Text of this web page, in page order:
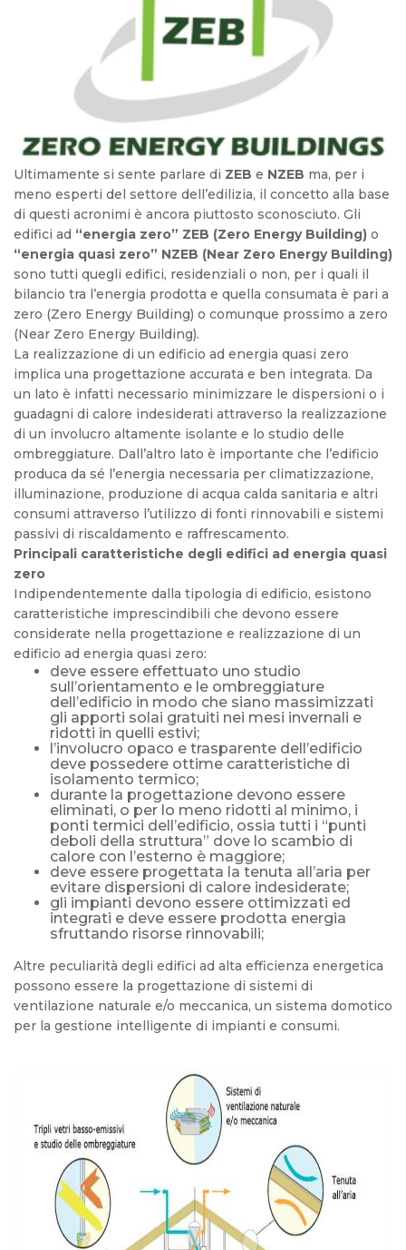
Ultimamente si sente parlare di ZEB e NZEB ma, per i
meno esperti del settore dell’edilizia, il concetto alla base
di questi acronimi è ancora piuttosto sconosciuto. Gli
edifici ad “energia zero” ZEB (Zero Energy Building) o
“energia quasi zero” NZEB (Near Zero Energy Building)
sono tutti quegli edifici, residenziali o non, per i quali il
bilancio tra l’energia prodotta e quella consumata è pari a
zero (Zero Energy Building) o comunque prossimo a zero
(Near Zero Energy Building).
La realizzazione di un edificio ad energia quasi zero
implica una progettazione accurata e ben integrata. Da
un lato è infatti necessario minimizzare le dispersioni o i
guadagni di calore indesiderati attraverso la realizzazione
di un involucro altamente isolante e lo studio delle
ombreggiature. Dall’altro lato è importante che l’edificio
produca da sé l’energia necessaria per climatizzazione,
illuminazione, produzione di acqua calda sanitaria e altri
consumi attraverso l’utilizzo di fonti rinnovabili e sistemi
passivi di riscaldamento e raffrescamento.
Principali caratteristiche degli edifici ad energia quasi
zero
Indipendentemente dalla tipologia di edificio, esistono
caratteristiche imprescindibili che devono essere
considerate nella progettazione e realizzazione di un
edificio ad energia quasi zero:
deve essere effettuato uno studio
sull’orientamento e le ombreggiature
dell’edificio in modo che siano massimizzati
gli apporti solai gratuiti nei mesi invernali e
ridotti in quelli estivi;
l’involucro opaco e trasparente dell’edificio
deve possedere ottime caratteristiche di
isolamento termico;
durante la progettazione devono essere
eliminati, o per lo meno ridotti al minimo, i
ponti termici dell’edificio, ossia tutti i “punti
deboli della struttura” dove lo scambio di
calore con l’esterno è maggiore;
deve essere progettata la tenuta all’aria per
evitare dispersioni di calore indesiderate;
gli impianti devono essere ottimizzati ed
integrati e deve essere prodotta energia
sfruttando risorse rinnovabili;
Altre peculiarità degli edifici ad alta efficienza energetica
possono essere la progettazione di sistemi di
ventilazione naturale e/o meccanica, un sistema domotico
per la gestione intelligente di impianti e consumi.